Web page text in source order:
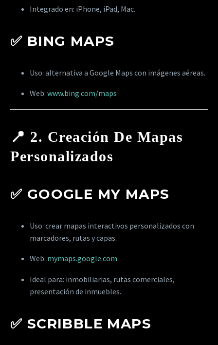
Integrado en: iPhone, iPad, Mac.
✅ BING MAPS
Uso: alternativa a Google Maps con imágenes aéreas.
Web: www.bing.com/maps
📍 2. Creación De Mapas
Personalizados
✅ GOOGLE MY MAPS
Uso: crear mapas interactivos personalizados con
marcadores, rutas y capas.
Web: mymaps.google.com
Ideal para: inmobiliarias, rutas comerciales,
presentación de inmuebles.
✅ SCRIBBLE MAPS